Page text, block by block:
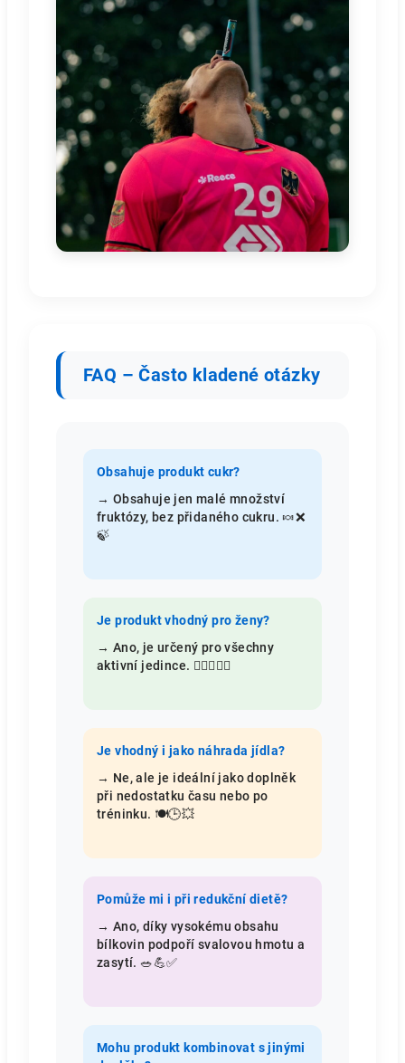
FAQ – Často kladené otázky
Obsahuje produkt cukr?
→ Obsahuje jen malé množství
fruktózy, bez přidaného cukru. 🍬❌
🍃
Je produkt vhodný pro ženy?
→ Ano, je určený pro všechny
aktivní jedince. 🙋‍♀️✅🏋️‍♀️
Je vhodný i jako náhrada jídla?
→ Ne, ale je ideální jako doplněk
při nedostatku času nebo po
tréninku. 🍽️🕒💥
Pomůže mi i při redukční dietě?
→ Ano, díky vysokému obsahu
bílkovin podpoří svalovou hmotu a
zasytí. 🥗💪✅
Mohu produkt kombinovat s jinými